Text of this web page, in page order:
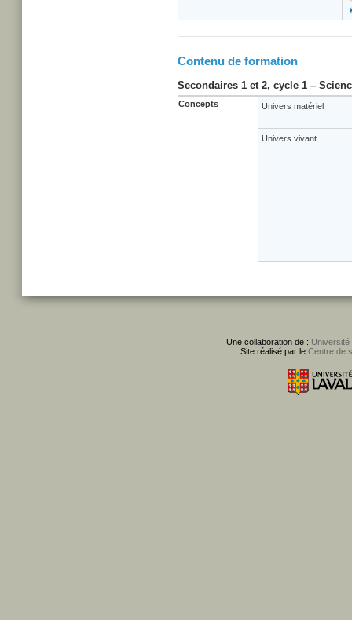
Contenu de formation
Secondaires 1 et 2, cycle 1 –
Concepts Univers matériel
Univers vivant
Une collaboration de : Université
Site réalisé par le Centre de